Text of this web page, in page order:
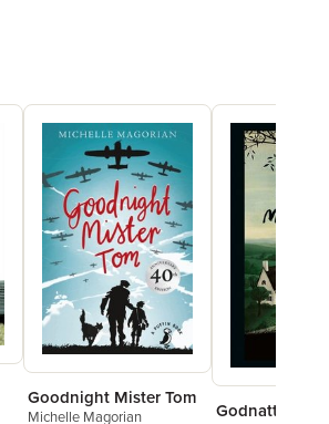
Goodnight Mister Tom
Michelle Magorian
Godnatt